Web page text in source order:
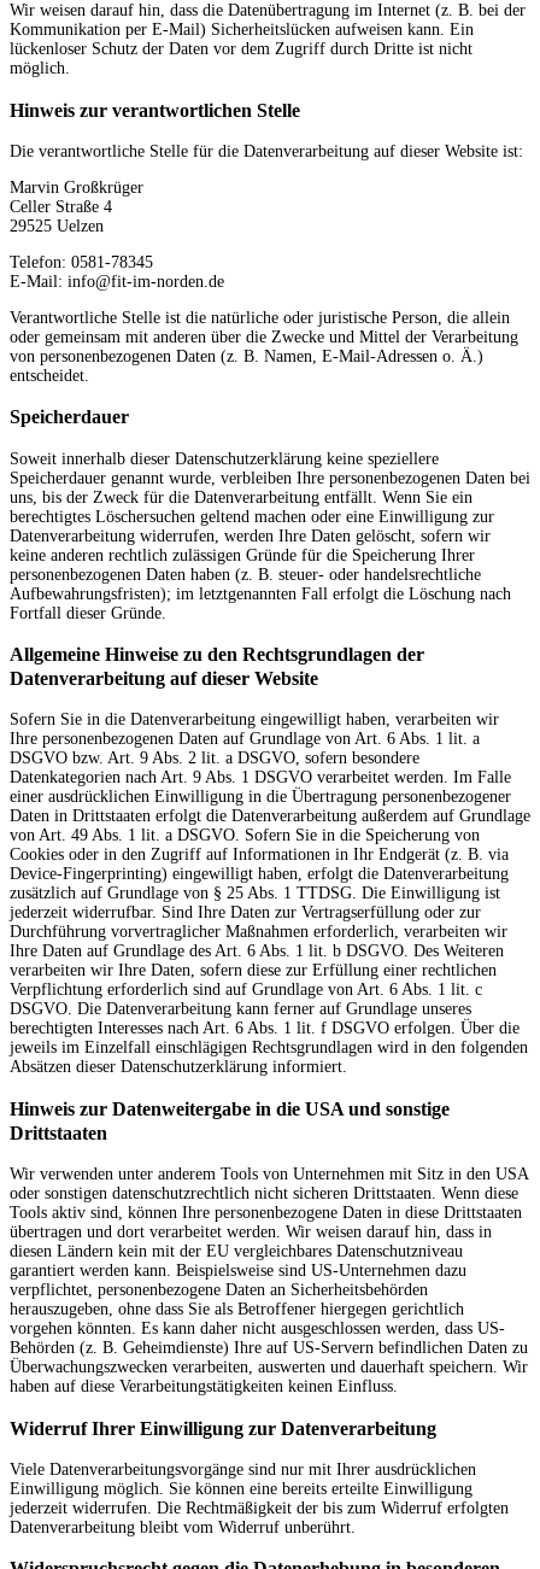
Wir weisen darauf hin, dass die Datenübertragung im Internet (z. B. bei der
Kommunikation per E-Mail) Sicherheitslücken aufweisen kann. Ein
lückenloser Schutz der Daten vor dem Zugriff durch Dritte ist nicht
möglich.
Hinweis zur verantwortlichen Stelle
Die verantwortliche Stelle für die Datenverarbeitung auf dieser Website ist:
Marvin Großkrüger
Celler Straße 4
29525 Uelzen
Telefon: 0581-78345
E-Mail: info@fit-im-norden.de
Verantwortliche Stelle ist die natürliche oder juristische Person, die allein
oder gemeinsam mit anderen über die Zwecke und Mittel der Verarbeitung
von personenbezogenen Daten (z. B. Namen, E-Mail-Adressen o. Ä.)
entscheidet.
Speicherdauer
Soweit innerhalb dieser Datenschutzerklärung keine speziellere
Speicherdauer genannt wurde, verbleiben Ihre personenbezogenen Daten bei
uns, bis der Zweck für die Datenverarbeitung entfällt. Wenn Sie ein
berechtigtes Löschersuchen geltend machen oder eine Einwilligung zur
Datenverarbeitung widerrufen, werden Ihre Daten gelöscht, sofern wir
keine anderen rechtlich zulässigen Gründe für die Speicherung Ihrer
personenbezogenen Daten haben (z. B. steuer- oder handelsrechtliche
Aufbewahrungsfristen); im letztgenannten Fall erfolgt die Löschung nach
Fortfall dieser Gründe.
Allgemeine Hinweise zu den Rechtsgrundlagen der
Datenverarbeitung auf dieser Website
Sofern Sie in die Datenverarbeitung eingewilligt haben, verarbeiten wir
Ihre personenbezogenen Daten auf Grundlage von Art. 6 Abs. 1 lit. a
DSGVO bzw. Art. 9 Abs. 2 lit. a DSGVO, sofern besondere
Datenkategorien nach Art. 9 Abs. 1 DSGVO verarbeitet werden. Im Falle
einer ausdrücklichen Einwilligung in die Übertragung personenbezogener
Daten in Drittstaaten erfolgt die Datenverarbeitung außerdem auf Grundlage
von Art. 49 Abs. 1 lit. a DSGVO. Sofern Sie in die Speicherung von
Cookies oder in den Zugriff auf Informationen in Ihr Endgerät (z. B. via
Device-Fingerprinting) eingewilligt haben, erfolgt die Datenverarbeitung
zusätzlich auf Grundlage von § 25 Abs. 1 TTDSG. Die Einwilligung ist
jederzeit widerrufbar. Sind Ihre Daten zur Vertragserfüllung oder zur
Durchführung vorvertraglicher Maßnahmen erforderlich, verarbeiten wir
Ihre Daten auf Grundlage des Art. 6 Abs. 1 lit. b DSGVO. Des Weiteren
verarbeiten wir Ihre Daten, sofern diese zur Erfüllung einer rechtlichen
Verpflichtung erforderlich sind auf Grundlage von Art. 6 Abs. 1 lit. c
DSGVO. Die Datenverarbeitung kann ferner auf Grundlage unseres
berechtigten Interesses nach Art. 6 Abs. 1 lit. f DSGVO erfolgen. Über die
jeweils im Einzelfall einschlägigen Rechtsgrundlagen wird in den folgenden
Absätzen dieser Datenschutzerklärung informiert.
Hinweis zur Datenweitergabe in die USA und sonstige
Drittstaaten
Wir verwenden unter anderem Tools von Unternehmen mit Sitz in den USA
oder sonstigen datenschutzrechtlich nicht sicheren Drittstaaten. Wenn diese
Tools aktiv sind, können Ihre personenbezogene Daten in diese Drittstaaten
übertragen und dort verarbeitet werden. Wir weisen darauf hin, dass in
diesen Ländern kein mit der EU vergleichbares Datenschutzniveau
garantiert werden kann. Beispielsweise sind US-Unternehmen dazu
verpflichtet, personenbezogene Daten an Sicherheitsbehörden
herauszugeben, ohne dass Sie als Betroffener hiergegen gerichtlich
vorgehen könnten. Es kann daher nicht ausgeschlossen werden, dass US-
Behörden (z. B. Geheimdienste) Ihre auf US-Servern befindlichen Daten zu
Überwachungszwecken verarbeiten, auswerten und dauerhaft speichern. Wir
haben auf diese Verarbeitungstätigkeiten keinen Einfluss.
Widerruf Ihrer Einwilligung zur Datenverarbeitung
Viele Datenverarbeitungsvorgänge sind nur mit Ihrer ausdrücklichen
Einwilligung möglich. Sie können eine bereits erteilte Einwilligung
jederzeit widerrufen. Die Rechtmäßigkeit der bis zum Widerruf erfolgten
Datenverarbeitung bleibt vom Widerruf unberührt.